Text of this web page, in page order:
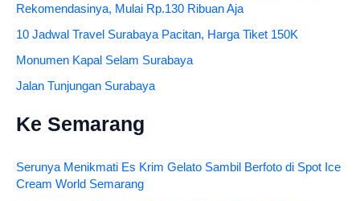
Rekomendasinya, Mulai Rp.130 Ribuan Aja
10 Jadwal Travel Surabaya Pacitan, Harga Tiket 150K
Monumen Kapal Selam Surabaya
Jalan Tunjungan Surabaya
Ke Semarang
Serunya Menikmati Es Krim Gelato Sambil Berfoto di Spot Ice
Cream World Semarang